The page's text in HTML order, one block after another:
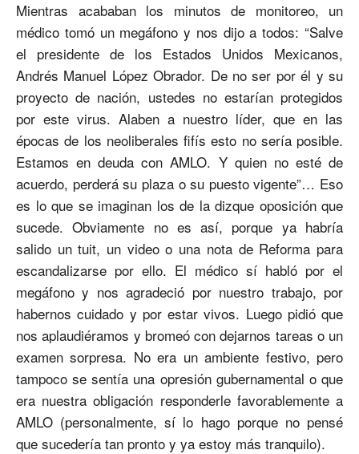
Mientras acababan los minutos de monitoreo, un
médico tomó un megáfono y nos dijo a todos: “Salve
el presidente de los Estados Unidos Mexicanos,
Andrés Manuel López Obrador. De no ser por él y su
proyecto de nación, ustedes no estarían protegidos
por este virus. Alaben a nuestro líder, que en las
épocas de los neoliberales fifís esto no sería posible.
Estamos en deuda con AMLO. Y quien no esté de
acuerdo, perderá su plaza o su puesto vigente”… Eso
es lo que se imaginan los de la dizque oposición que
sucede. Obviamente no es así, porque ya habría
salido un tuit, un video o una nota de Reforma para
escandalizarse por ello. El médico sí habló por el
megáfono y nos agradeció por nuestro trabajo, por
habernos cuidado y por estar vivos. Luego pidió que
nos aplaudiéramos y bromeó con dejarnos tareas o un
examen sorpresa. No era un ambiente festivo, pero
tampoco se sentía una opresión gubernamental o que
era nuestra obligación responderle favorablemente a
AMLO (personalmente, sí lo hago porque no pensé
que sucedería tan pronto y ya estoy más tranquilo).